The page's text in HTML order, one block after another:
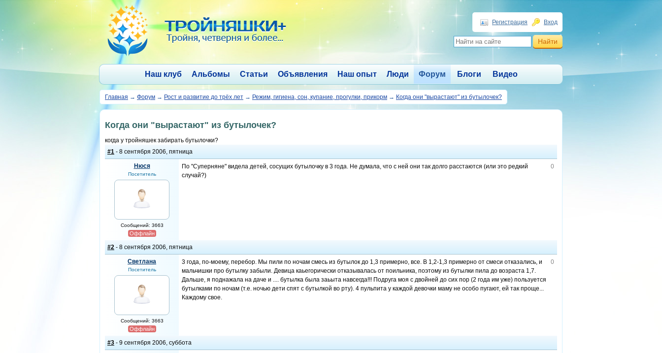
Регистрация Вход
Наш клуб Альбомы Статьи Объявления Наш опыт Люди Форум Блоги Видео
Главная → Форум → Рост и развитие до трёх лет → Режим, гигиена, сон, купание, прогулки, прикорм → Когда они "вырастают" из бутылочек?
Когда они "вырастают" из бутылочек?
когда у тройняшек забирать бутылочки?
#1 - 8 сентября 2006, пятница
Нюся
Посетитель
Сообщений: 3663
Оффлайн
0
По "Суперняне" видела детей, сосущих бутылочку в 3 года. Не думала, что с ней они так долго расстаются (или это редкий
случай?)
#2 - 8 сентября 2006, пятница
Светлана
Посетитель
Сообщений: 3663
Оффлайн
0
3 года, по-моему, перебор. Мы пили по ночам смесь из бутылок до 1,3 примерно, все. В 1,2-1,3 примерно от смеси отказались, и
мальчишки про бутылку забыли. Девица каьегорически отказывалась от поильника, поэтому из бутылки пила до возраста 1,7.
Дальше, я поднажала на даче и .... бутылка была заьыта навсегда!!! Подруга моя с двойней до сих пор (2 года им уже) пользуется
бутылками по ночам (т.е. ночью дети спят с бутылкой во рту). 4 пульпита у каждой девочки маму не особо пугают, ей так проще...
Каждому свое.
#3 - 9 сентября 2006, суббота